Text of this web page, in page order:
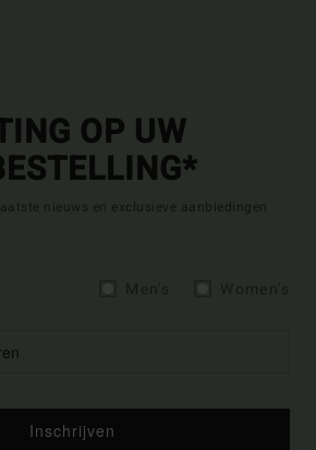
OP UW
nieuws en exclusieve aanbiedingen
Inschrijven